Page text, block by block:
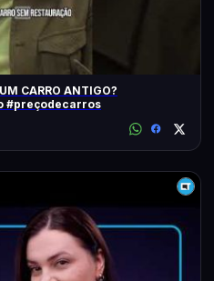
CARRO ANTIGO?
#preçodecarros